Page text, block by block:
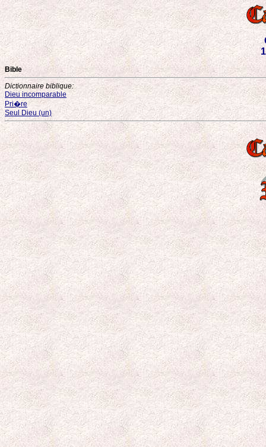
Bible
Dictionnaire biblique:
Dieu incomparable
Pri�re
Seul Dieu (un)